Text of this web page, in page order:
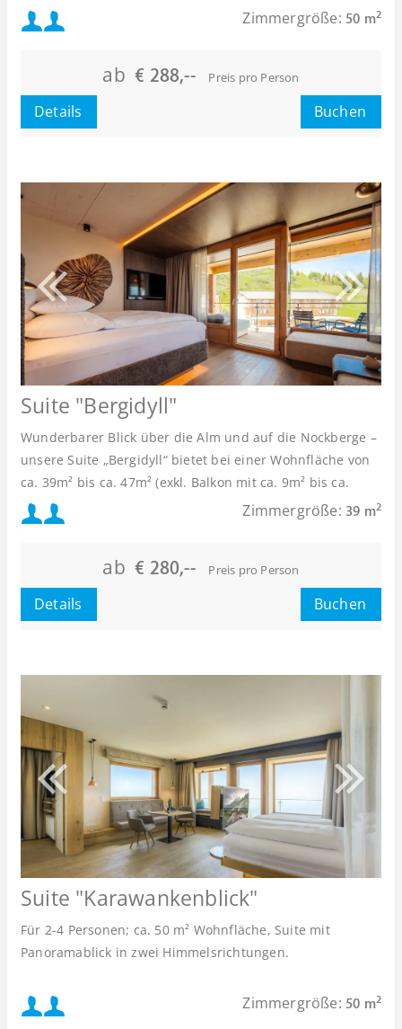
Mindestbelegung:
Maximalbelegung:
Zimmergröße: 50 m2
ab€ 288,-- Preis pro Person
Buchen
Details
Suite "Bergidyll"
Wunderbarer Blick über die Alm und auf die Nockberge –
unsere Suite „Bergidyll“bietet bei einer Wohnfläche von
ca. 39m² bis ca. 47m² (exkl. Balkon mit ca. 9m² bis ca.
16m²) Platz für 2-4 Personen.
Mindestbelegung:
Maximalbelegung:
Zimmergröße: 39 m2
ab€ 280,-- Preis pro Person
Buchen
Details
Suite "Karawankenblick"
Für 2-4 Personen; ca. 50 m² Wohnfläche, Suite mit
Panoramablick in zwei Himmelsrichtungen.
Mindestbelegung:
Zimmergröße: 50 m2